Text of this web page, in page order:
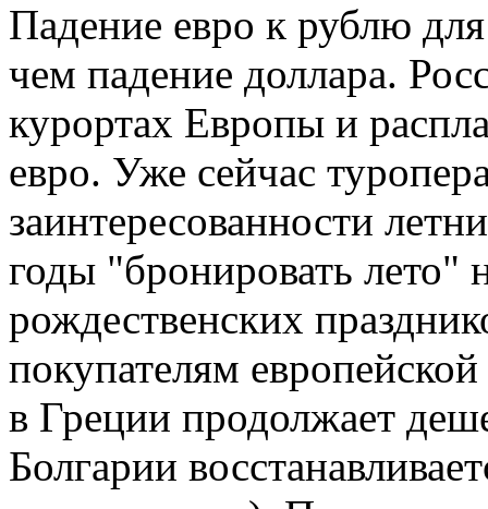
Падение евро к рублю
чем падение доллара.
курортах Европы и
евро. Уже сейчас
заинтересованности
годы "бронировать лето"
рождественских
покупателям
в Греции продолжает
Болгарии